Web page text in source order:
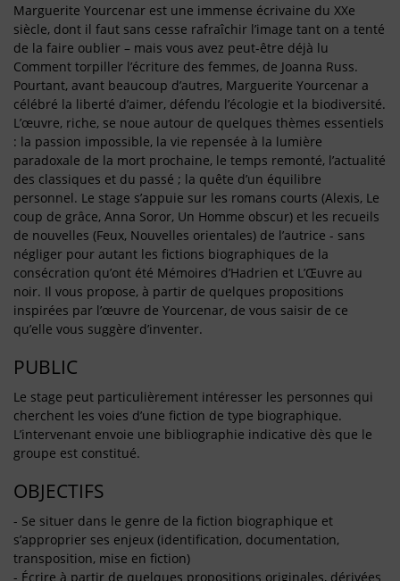
Marguerite Yourcenar est une immense écrivaine du XXe
siècle, dont il faut sans cesse rafraîchir l’image tant on a tenté
de la faire oublier – mais vous avez peut-être déjà lu
Comment torpiller l’écriture des femmes, de Joanna Russ.
Pourtant, avant beaucoup d’autres, Marguerite Yourcenar a
célébré la liberté d’aimer, défendu l’écologie et la biodiversité.
L’œuvre, riche, se noue autour de quelques thèmes essentiels
: la passion impossible, la vie repensée à la lumière
paradoxale de la mort prochaine, le temps remonté, l’actualité
des classiques et du passé ; la quête d’un équilibre
personnel. Le stage s’appuie sur les romans courts (Alexis, Le
coup de grâce, Anna Soror, Un Homme obscur) et les recueils
de nouvelles (Feux, Nouvelles orientales) de l’autrice - sans
négliger pour autant les fictions biographiques de la
consécration qu’ont été Mémoires d’Hadrien et L’Œuvre au
noir. Il vous propose, à partir de quelques propositions
inspirées par l’œuvre de Yourcenar, de vous saisir de ce
qu’elle vous suggère d’inventer.
PUBLIC
Le stage peut particulièrement intéresser les personnes qui
cherchent les voies d’une fiction de type biographique.
L’intervenant envoie une bibliographie indicative dès que le
groupe est constitué.
OBJECTIFS
- Se situer dans le genre de la fiction biographique et
s’approprier ses enjeux (identification, documentation,
transposition, mise en fiction)
- Écrire à partir de quelques propositions originales, dérivées